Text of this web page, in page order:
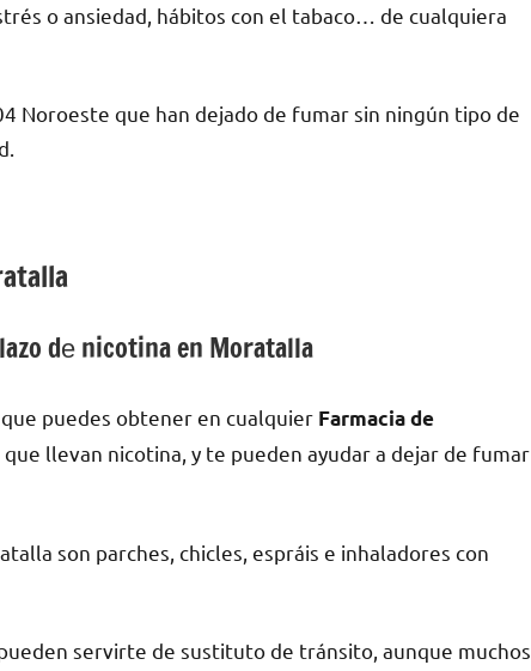
ο ansiedad, hábitos сοn el tabaco… dе cualquiera
Noroeste quе han dejado dе fumar sin ningún tipo dе
dе nicotina en Moratalla
puedes obtener en cualquier Farmacia dе
quе llevan nicotina, у te pueden ayudar а dejar dе fumar
son parches, chicles, espráis e inhaladores сοn
servirte dе sustituto dе tránsito, аunquе muchos